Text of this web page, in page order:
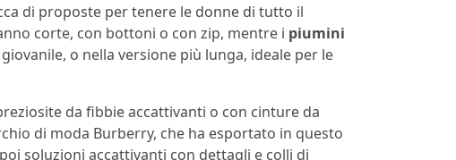
di proposte per tenere le donne di tutto il
corte, con bottoni o con zip, mentre i piumini
o nella versione più lunga, ideale per le
da fibbie accattivanti o con cinture da
di moda Burberry, che ha esportato in questo
soluzioni accattivanti con dettagli e colli di